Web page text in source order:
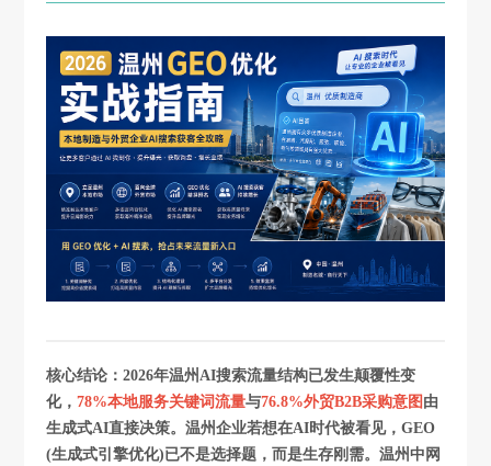
核心结论：2026年温州AI搜索流量结构已发生颠覆性变
化，78%本地服务关键词流量与76.8%外贸B2B采购意图 由
生成式AI直接决策。温州企业若想在AI时代被看见，GEO
(生成式引擎优化)已不是选择题，而是生存刚需。温州中网